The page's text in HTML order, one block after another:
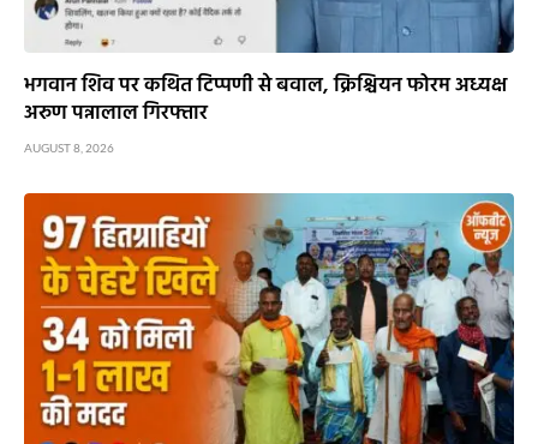
भगवान शिव पर कथित टिप्पणी से बवाल, क्रिश्चियन फोरम अध्यक्ष
अरुण पन्नालाल गिरफ्तार
AUGUST 8, 2026